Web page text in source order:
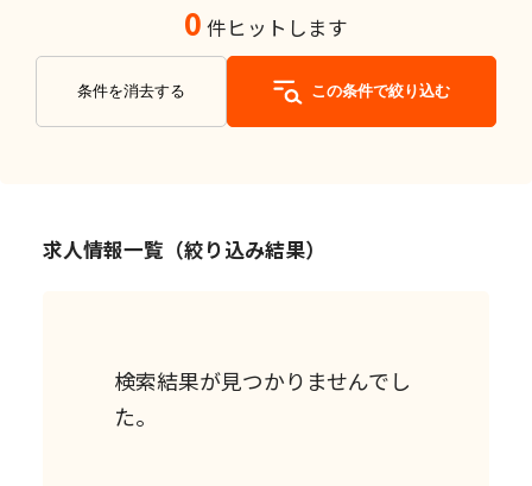
0 件ヒットします
条件を消去する この条件で絞り込む
求人情報一覧（絞り込み結果）
検索結果が見つかりませんでし
た。